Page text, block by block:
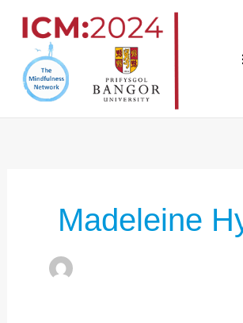
contenuto
Madeleine